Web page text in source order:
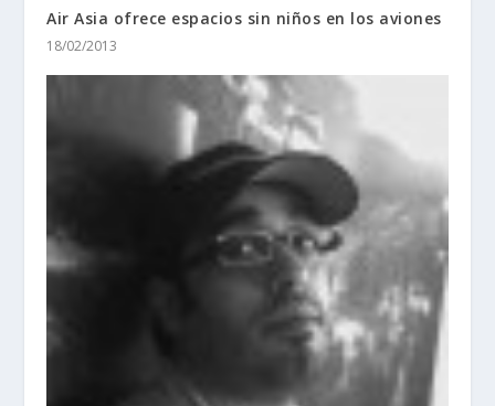
Air Asia ofrece espacios sin niños en los aviones
18/02/2013